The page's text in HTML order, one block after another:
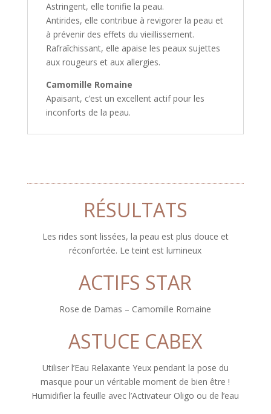
Astringent, elle tonifie la peau.
Antirides, elle contribue à revigorer la peau et
à prévenir des effets du vieillissement.
Rafraîchissant, elle apaise les peaux sujettes
aux rougeurs et aux allergies.
Camomille Romaine
Apaisant, c’est un excellent actif pour les
inconforts de la peau.
RÉSULTATS
Les rides sont lissées, la peau est plus douce et
réconfortée. Le teint est lumineux
ACTIFS STAR
Rose de Damas – Camomille Romaine
ASTUCE CABEX
Utiliser l’Eau Relaxante Yeux pendant la pose du
masque pour un véritable moment de bien être !
Humidifier la feuille avec l’Activateur Oligo ou de l’eau